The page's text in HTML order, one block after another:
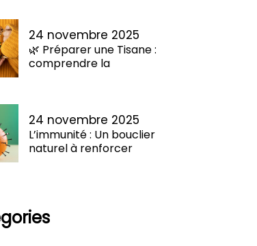
24 novembre 2025
🌿 Préparer une Tisane :
comprendre la
24 novembre 2025
L’immunité : Un bouclier
naturel à renforcer